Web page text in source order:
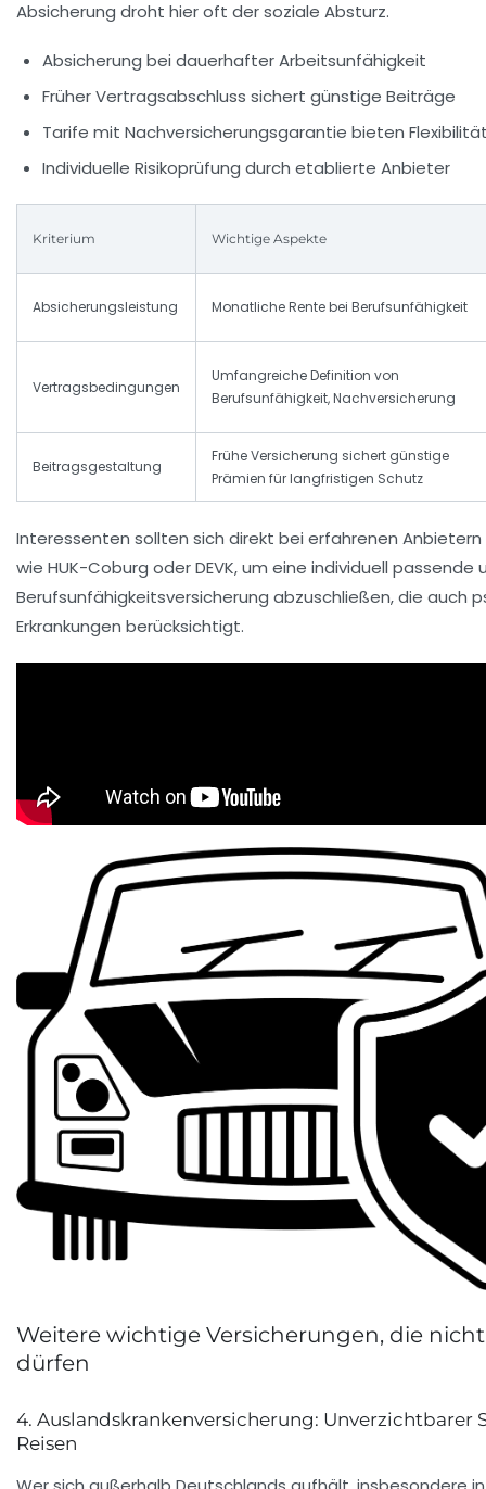
Absicherung droht hier oft der soziale Absturz.
Absicherung bei dauerhafter Arbeitsunfähigkeit
Früher Vertragsabschluss sichert günstige Beiträge
Tarife mit Nachversicherungsgarantie bieten
Individuelle Risikoprüfung durch etablierte Anbieter
Kriterium Wichtige Aspekte
Absicherungsleistung Monatliche Rente bei Berufsunfähigkeit
Vertragsbedingungen
Umfangreiche Definition von
Berufsunfähigkeit, Nachversicherung
Beitragsgestaltung
Frühe Versicherung sichert günstige
Prämien für langfristigen Schutz
Interessenten sollten sich direkt bei erfahrenen
wie HUK-Coburg oderDEVK, um eine individuell passende
Berufsunfähigkeitsversicherung abzuschließen, die auch
Erkrankungen berücksichtigt.
Weitere wichtige Versicherungen, die
dürfen
4. Auslandskrankenversicherung: Unverzichtbarer
Reisen